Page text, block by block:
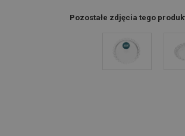
Pozostałe zdjęcia tego